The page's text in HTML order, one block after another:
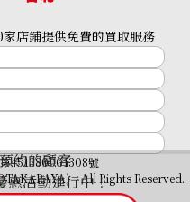
約的顧客
惠活動進行中！
店鋪提供免費的買取服務
451380001308號
All Rights Reserved.